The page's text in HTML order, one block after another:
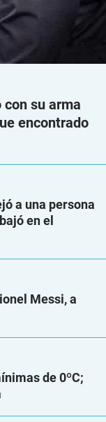
con su arma
encontrado
a una persona
en el
Messi, a
de 0ºC;